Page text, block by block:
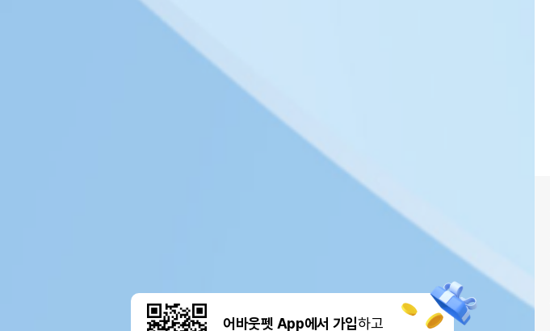
어바웃펫 App에서 가입하고